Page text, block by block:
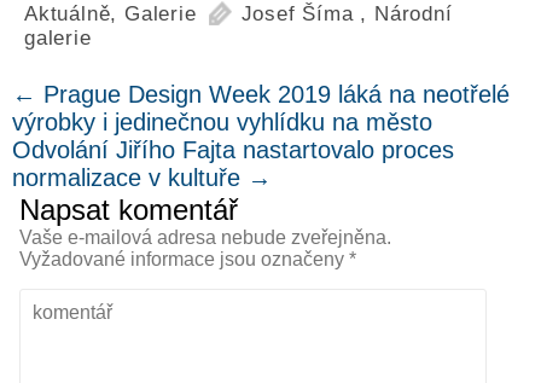
Aktuálně, Galerie Josef Šíma , Národní
galerie
← Prague Design Week 2019 láká na neotřelé
výrobky i jedinečnou vyhlídku na město
Odvolání Jiřího Fajta nastartovalo proces
normalizace v kultuře →
Napsat komentář
Vaše e-mailová adresa nebude zveřejněna.
Vyžadované informace jsou označeny *